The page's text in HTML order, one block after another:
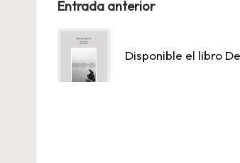
Navegación
de
entradas
Entrada anterior
Disponible el libro